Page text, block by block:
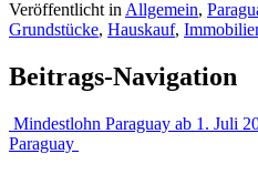
Veröffentlicht in Allgemein,
Grundstücke, Hauskauf,
Beitrags-Navigation
Mindestlohn Paraguay ab 1. Juli
Paraguay